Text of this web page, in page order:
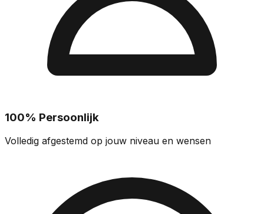
100% Persoonlijk
Volledig afgestemd op jouw niveau en wensen